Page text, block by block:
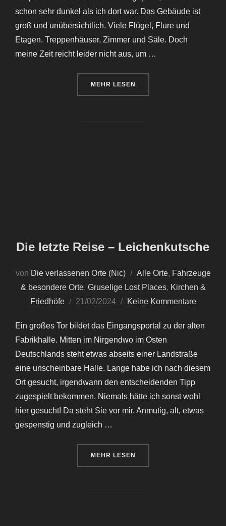
schon sehr dunkel als ich dort war. Das Gebäude ist
groß und unübersichtlich. Viele Flügel, Flure und
Etagen. Treppenhäuser, Zimmer und Säle. Doch
meine Zeit reicht leider nicht aus, um …
MEHR ÜBER „DAS KLOSTER FÖHREN“
LESEN
Die letzte Reise – Leichenkutsche
von Die verlassenen Orte (Nic) Alle Orte, Fahrzeuge
& besondere Orte, Gruselige Lost Places, Kirchen &
Friedhöfe
Veröffentlicht
21/02/2024 Keine Kommentare
Ein großes Tor bildet das Eingangsportal zu der alten
Fabrikhalle. Mitten im Nirgendwo im Osten
Deutschlands steht etwas abseits einer Landstraße
eine unscheinbare Halle. Lange habe ich nach diesem
Ort gesucht, irgendwann den entscheidenden Tipp
zugespielt bekommen. Niemals hätte ich sonst wohl
hier gesucht! Da steht Sie vor mir. Anmutig, alt, etwas
gespenstig und zugleich …
MEHR ÜBER „DIE LETZTE REISE –
LESEN